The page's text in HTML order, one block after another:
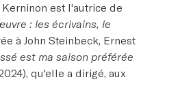
Kerninon est l'autrice de
: les écrivains, le
à John Steinbeck, Ernest
est ma saison préférée
qu'elle a dirigé, aux